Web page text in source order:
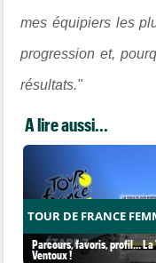
mes équipiers les
progression et,
résultats."
A lire aussi...
TOUR DE FRANCE
Parcours, favoris, profil… La
Ventoux !